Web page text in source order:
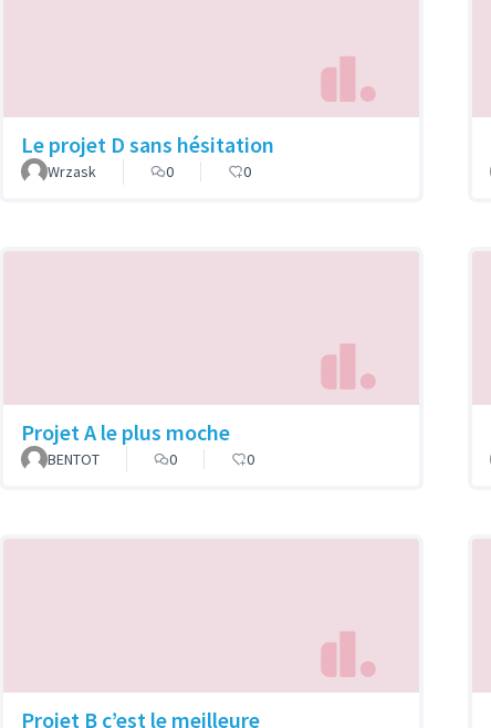
Le projet D sans hésitation
Wrzask 0 0
Projet A le plus moche
BENTOT 0 0
Projet B c’est le meilleure